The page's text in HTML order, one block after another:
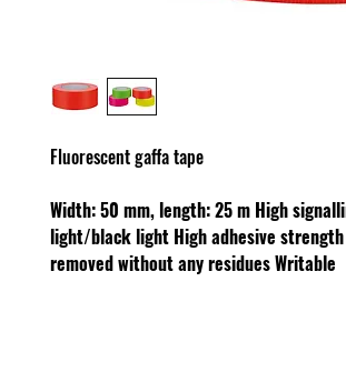
Fluorescent gaffa tape
Width: 50 mm, length: 25 m High
light/black light High adhesive strength
removed without any residuesWritable